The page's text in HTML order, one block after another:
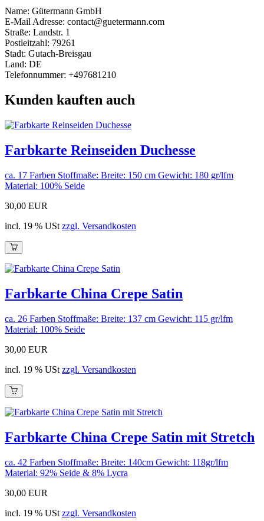
Name: Gütermann GmbH
E-Mail Adresse: contact@guetermann.com
Straße: Landstr. 1
Postleitzahl: 79261
Stadt: Gutach-Breisgau
Land: DE
Telefonnummer: +497681210
Kunden kauften auch
Farbkarte Reinseiden Duchesse
ca. 17 Farben Stoffmaße: Breite: 150 cm Gewicht: 180 gr/lfm
Material: 100% Seide
30,00 EUR
incl. 19 % USt zzgl. Versandkosten
Farbkarte China Crepe Satin
ca. 26 Farben Stoffmaße: Breite: 137 cm Gewicht: 115 gr/lfm
Material: 100% Seide
30,00 EUR
incl. 19 % USt zzgl. Versandkosten
Farbkarte China Crepe Satin mit Stretch
ca. 42 Farben Stoffmaße: Breite: 140cm Gewicht: 118gr/lfm
Material: 92% Seide & 8% Lycra
30,00 EUR
incl. 19 % USt zzgl. Versandkosten